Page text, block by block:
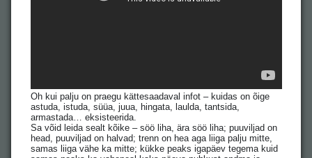
Oh kui palju on praegu kättesaadaval infot – kuidas on õige
astuda, istuda, süüa, juua, hingata, laulda, tantsida,
armastada… eksisteerida.
Sa võid leida sealt kõike – söö liha, ära söö liha; puuviljad on
head, puuviljad on halvad; trenn on hea aga liiga palju mitte,
samas liiga vähe ka mitte; kükke peaks igapäev tegema kuid